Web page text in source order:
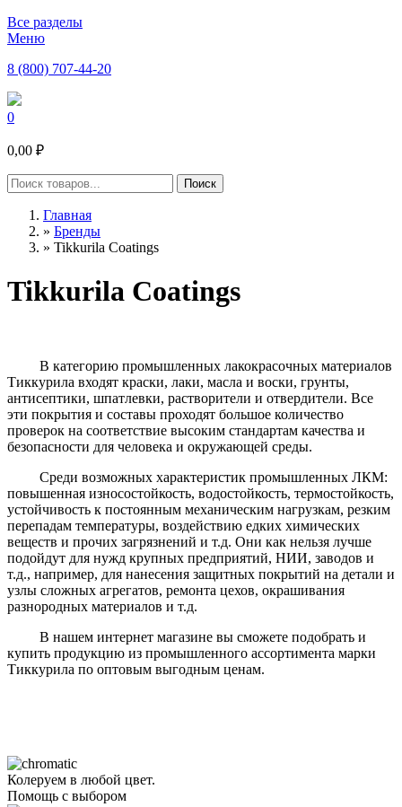
Все разделы
Меню
8 (800) 707-44-20
0
0,00 ₽
Главная
» Бренды
» Tikkurila Coatings
Tikkurila Coatings
В категорию промышленных лакокрасочных материалов
Тиккурила входят краски, лаки, масла и воски, грунты,
антисептики, шпатлевки, растворители и отвердители. Все
эти покрытия и составы проходят большое количество
проверок на соответствие высоким стандартам качества и
безопасности для человека и окружающей среды.
Среди возможных характеристик промышленных ЛКМ:
повышенная износостойкость, водостойкость, термостойкость,
устойчивость к постоянным механическим нагрузкам, резким
перепадам температуры, воздействию едких химических
веществ и прочих загрязнений и т.д. Они как нельзя лучше
подойдут для нужд крупных предприятий, НИИ, заводов и
т.д., например, для нанесения защитных покрытий на детали и
узлы сложных агрегатов, ремонта цехов, окрашивания
разнородных материалов и т.д.
В нашем интернет магазине вы сможете подобрать и
купить продукцию из промышленного ассортимента марки
Тиккурила по оптовым выгодным ценам.
Колеруем в любой цвет.
Помощь с выбором